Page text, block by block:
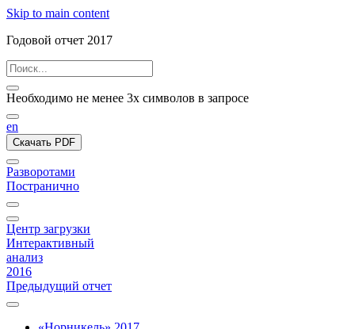
Skip to main content
Годовой отчет 2017
Необходимо не менее 3х символов в запросе
en
Скачать PDF
Разворотами
Постранично
Центр загрузки
Интерактивный
анализ
2016
Предыдущий отчет